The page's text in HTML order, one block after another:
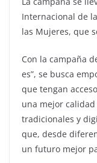
Internacional de
las Mujeres, que
Con la campaña
es”, se busca
que tengan
una mejor
tradicionales y
que, desde
un futuro mejor